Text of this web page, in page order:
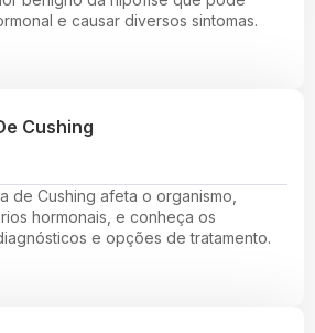
e causar diversos sintomas.
Cushing
de Cushing afeta o organismo,
hormonais, e conheça os
e opções de tratamento.